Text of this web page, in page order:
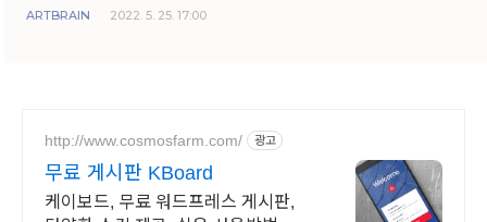
ARTBRAIN 2022. 5. 25. 17:00
http://www.cosmosfarm.com/ 광고
무료 게시판 KBoard
케이보드, 무료 워드프레스 게시판,